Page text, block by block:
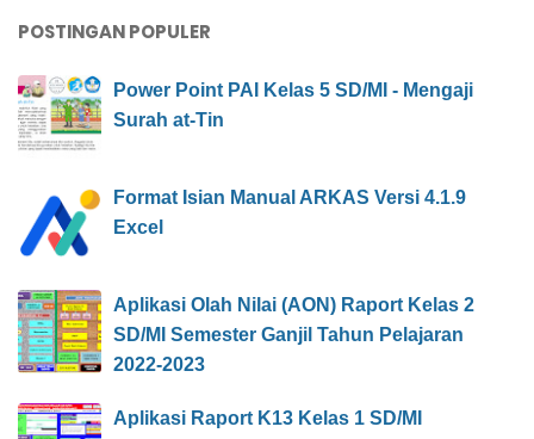
POSTINGAN POPULER
Power Point PAI Kelas 5 SD/MI - Mengaji
Surah at-Tin
Format Isian Manual ARKAS Versi 4.1.9
Excel
Aplikasi Olah Nilai (AON) Raport Kelas 2
SD/MI Semester Ganjil Tahun Pelajaran
2022-2023
Aplikasi Raport K13 Kelas 1 SD/MI